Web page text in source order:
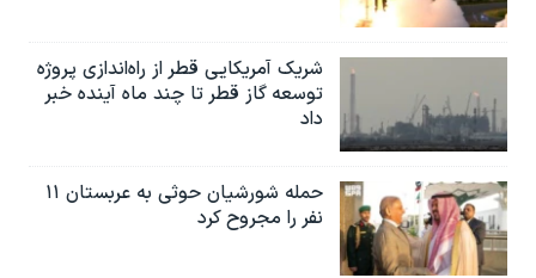
شریک آمریکایی قطر از راه‌اندازی پروژه
توسعه گاز قطر تا چند ماه آینده خبر
داد
حمله شورشیان حوثی به عربستان ۱۱
نفر را مجروح کرد